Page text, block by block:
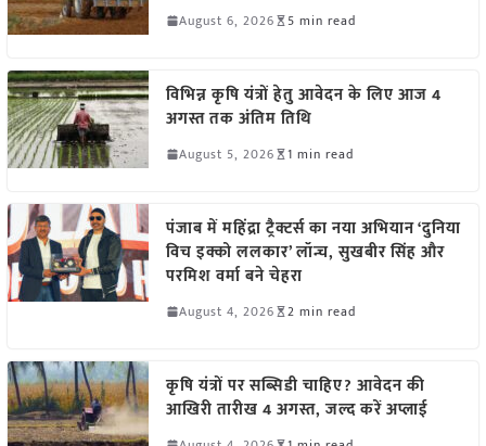
August 6, 2026 5 min read
विभिन्न कृषि यंत्रों हेतु आवेदन के लिए आज 4
अगस्त तक अंतिम तिथि
August 5, 2026 1 min read
पंजाब में महिंद्रा ट्रैक्टर्स का नया अभियान ‘दुनिया
विच इक्को ललकार’ लॉन्च, सुखबीर सिंह और
परमिश वर्मा बने चेहरा
August 4, 2026 2 min read
कृषि यंत्रों पर सब्सिडी चाहिए? आवेदन की
आखिरी तारीख 4 अगस्त, जल्द करें अप्लाई